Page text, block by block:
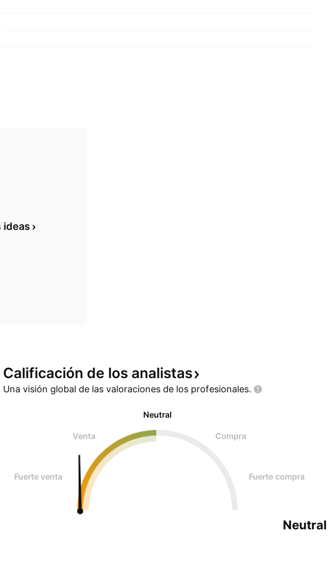
ideas
Calificación de los analistas
Una visión global de las valoraciones de los profesionales.
Neutral
Venta Compra
Fuerte venta Fuerte compra
Neutral